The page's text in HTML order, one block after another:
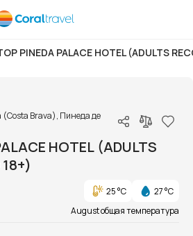
PINEDA PALACE HOTEL (ADULTS
(Costa Brava), Пинеда де
HOTEL (ADULTS
18+)
25 °C
27 °C
August общая температура